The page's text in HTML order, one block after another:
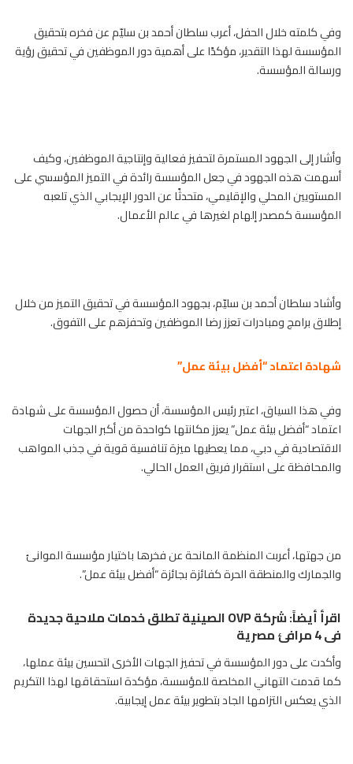
وفي كلمته خلال الحفل، أعرب سلطان أحمد بن سليّم عن فخره بتحقيق
المؤسسة لهذا التقدير، مؤكدًا على أهمية دور الموظفين في تحقيق رؤية
ورسالة المؤسسة.
وأشار إلى الجهود المستمرة لتحفيز فعالية وإنتاجية الموظفين، وكيف
أسهمت هذه الجهود في جعل المؤسسة رائدة في التميز المؤسسي على
المستويين المحلي والإقليمي، متحدثًا عن الدور الإيجابي الذي تلعبه
المؤسسة كمصدر إلهام لغيرها في عالم الأعمال.
وأشاد سلطان أحمد بن سليّم، بجهود المؤسسة في تحقيق التميز من خلال
إطلاق برامج ومبادرات تعزز رضا الموظفين وتحفزهم على التفوق.
شهادة اعتماد “أفضل بيئة عمل”
وفي هذا السياق، اعتبر رئيس المؤسسة، أن حصول المؤسسة على شهادة
اعتماد “أفضل بيئة عمل” يعزز مكانتها كواحدة من أكبر الجهات
الاقتصادية في دبي، مما يعطيها ميزة تنافسية قوية في جذب المواهب
والمحافظة على استقرار فريق العمل الحالي.
من جهتها، أعربت المنظمة المانحة عن فخرها باختيار مؤسسة الموانئ
والجمارك والمنطقة الحرة كفائزة بجائزة “أفضل بيئة عمل”.
اقرأ أيضاً: شركة OVP الصينية تطلق خدمات ملاحية جديدة
فى 4 مرافئ مصرية
وأكدت على دور المؤسسة في تحفيز الجهات الأخرى لتحسين بيئة عملها،
كما قدمت التهاني المخلصة للمؤسسة، مؤكدة استحقاقها لهذا التكريم
الذي يعكس التزامها الجاد بتطوير بيئة عمل إيجابية.